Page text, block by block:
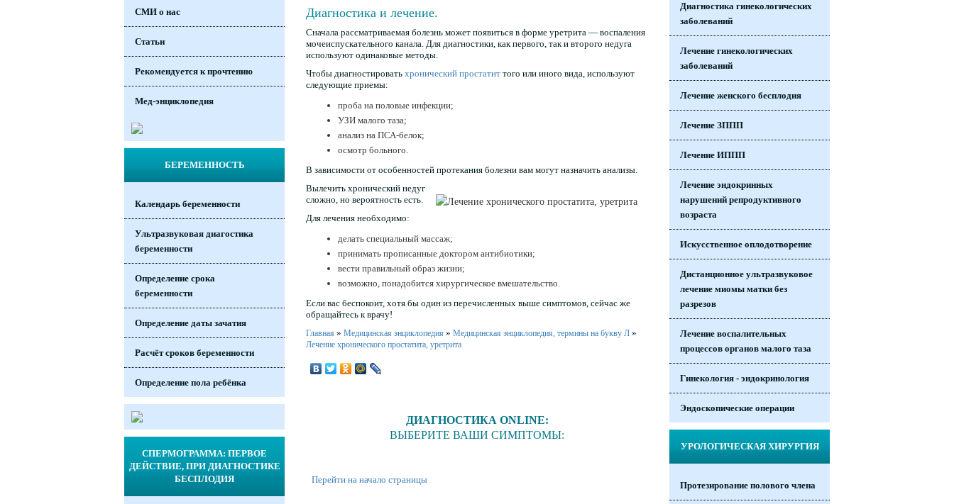
Диагностика и лечение.
Сначала рассматриваемая болезнь может появиться в форме уретрита — воспаления
мочеиспускательного канала. Для диагностики, как первого, так и второго недуга
используют одинаковые методы.
Чтобы диагностировать хронический простатит того или иного вида, используют
следующие приемы:
проба на половые инфекции;
УЗИ малого таза;
анализ на ПСА-белок;
осмотр больного.
В зависимости от особенностей протекания болезни вам могут назначить анализы.
Вылечить хронический недуг
сложно, но вероятность есть.
Для лечения необходимо:
делать специальный массаж;
принимать прописанные доктором антибиотики;
вести правильный образ жизни;
возможно, понадобится хирургическое вмешательство.
Если вас беспокоит, хотя бы один из перечисленных выше симптомов, сейчас же
обращайтесь к врачу!
Главная » Медицинская энциклопедия » Медицинская энциклопедия, термины на букву Л »
Лечение хронического простатита, уретрита
ДИАГНОСТИКА ONLINE:
ВЫБЕРИТЕ ВАШИ СИМПТОМЫ:
Перейти на начало страницы
СМИ о нас
Статьи
Рекомендуется к прочтению
Мед-энциклопедия
БЕРЕМЕННОСТЬ
Календарь беременности
Ультразвуковая диагостика
беременности
Определение срока
беременности
Определение даты зачатия
Расчёт сроков беременности
Определение пола ребёнка
СПЕРМОГРАММА: ПЕРВОЕ
ДЕЙСТВИЕ, ПРИ ДИАГНОСТИКЕ
БЕСПЛОДИЯ
Диагностика гинекологических
заболеваний
Лечение гинекологических
заболеваний
Лечение женского бесплодия
Лечение ЗППП
Лечение ИППП
Лечение эндокринных
нарушений репродуктивного
возраста
Искусственное оплодотворение
Дистанционное ультразвуковое
лечение миомы матки без
разрезов
Лечение воспалительных
процессов органов малого таза
Гинекология - эндокринология
Эндоскопические операции
УРОЛОГИЧЕСКАЯ ХИРУРГИЯ
Протезирование полового члена